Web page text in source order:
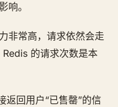
响。
非常高，请求依然会走
的请求次数是本
返回用户“已售罄”的信